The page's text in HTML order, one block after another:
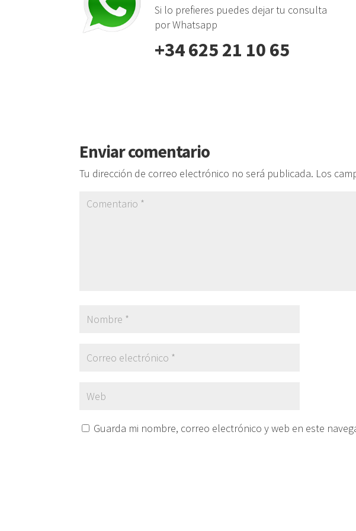
Si lo prefieres puedes dejar tu consulta
por Whatsapp
+34 625 21 10 65
Enviar comentario
Tu dirección de correo electrónico no será publicada. Los
Guarda mi nombre, correo electrónico y web en este